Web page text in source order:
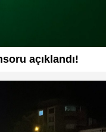
açıklandı!